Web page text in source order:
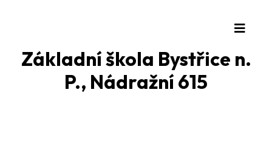
Základní škola Bystřice n.
P., Nádražní 615